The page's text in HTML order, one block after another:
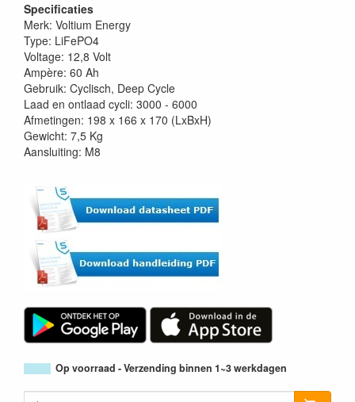
Specificaties
Merk: Voltium Energy
Type: LiFePO4
Voltage: 12,8 Volt
Ampère: 60 Ah
Gebruik: Cyclisch, Deep Cycle
Laad en ontlaad cycli: 3000 - 6000
Afmetingen: 198 x 166 x 170 (LxBxH)
Gewicht: 7,5 Kg
Aansluiting: M8
Op voorraad - Verzending binnen 1~3 werkdagen